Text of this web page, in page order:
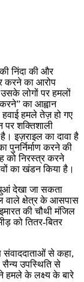
निंदा की और
करने का आरोप
लोगों पर हमलों
का आह्वान
हवाई हमले तेज़ हो गए
शक्तिशाली
इज़राइल का दावा है
पुनर्निर्माण करने की
को निरस्त्र करने
का खंडन किया है।
देखा जा सकता
वाले क्षेत्र के आसपास
की चौथी मंजिल
को तितर-बितर
संवाददाताओं से कहा,
सैन्य उपस्थिति से
हमले के लक्ष्य के बारे